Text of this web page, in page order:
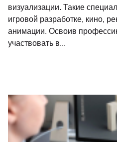
визуализации. Такие
игровой разработке, кино,
анимации. Освоив
участвовать в...